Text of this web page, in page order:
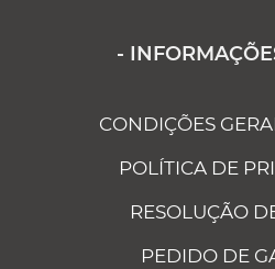
-
CONDIÇÕES
POLÍTICA DE
RESOLUÇÃO
PEDIDO DE